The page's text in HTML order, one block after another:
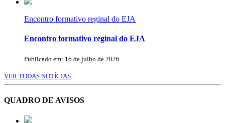
Encontro formativo reginal do EJA
Encontro formativo reginal do EJA
Publicado em: 16 de julho de 2026
VER TODAS NOTÍCIAS
QUADRO DE AVISOS